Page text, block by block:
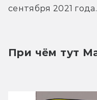
сентября 2021 года.
При чём тут